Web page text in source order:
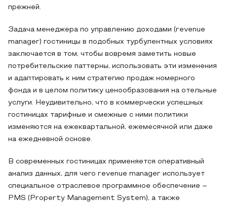
прежней.
Задача менеджера по управлению доходами (revenue
manager) гостиницы в подобных турбулентных условиях
заключается в том, чтобы вовремя заметить новые
потребительские паттерны, использовать эти изменения
и адаптировать к ним стратегию продаж номерного
фонда и в целом политику ценообразования на отельные
услуги. Неудивительно, что в коммерчески успешных
гостиницах тарифные и смежные с ними политики
изменяются на ежеквартальной, ежемесячной или даже
на ежедневной основе.
В современных гостиницах применяется оперативный
анализ данных, для чего revenue manager использует
специальное отраслевое программное обеспечение –
PMS (Property Management System), а также